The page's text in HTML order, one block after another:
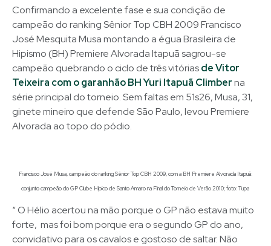
Confirmando a excelente fase e sua condição de
campeão do ranking Sênior Top CBH 2009 Francisco
José Mesquita Musa montando a égua Brasileira de
Hipismo (BH) Premiere Alvorada Itapuã sagrou-se
campeão quebrando o ciclo de três vitóriasde Vitor
Teixeira com o garanhão BH Yuri Itapuã Climberna
série principal do torneio. Sem faltas em 51s26, Musa, 31,
ginete mineiro que defende São Paulo, levou Premiere
Alvorada ao topo do pódio.
Francisco José Musa, campeão do ranking Sênior Top CBH 2009, com a BH Premiere Alvorada Itapuã:
conjunto campeão do GP Clube Hípico de Santo Amaro na Final do Torneio de Verão 2010; foto: Tupa
“ O Hélio acertou na mão porque o GP não estava muito
forte, mas foi bom porque era o segundo GP do ano,
convidativo para os cavalos e gostoso de saltar. Não